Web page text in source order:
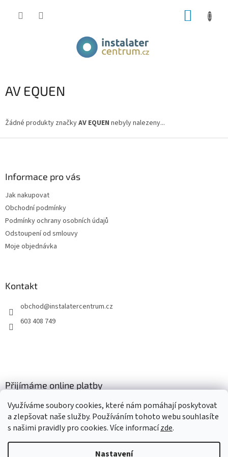
Využíváme soubory cookies, které nám pomáhají poskytovat
a zlepšovat naše služby. Používáním tohoto webu souhlasíte
s našimi pravidly pro cookies. Více informacízde.
Nastavení
AV EQUEN
Žádné produkty značkyAV EQUEN nebyly nalezeny...
Informace pro vás
Jak nakupovat
Obchodní podmínky
Podmínky ochrany osobních údajů
Odstoupení od smlouvy
Moje objednávka
Kontakt
obchod@instalatercentrum.cz
603 408 749
Přijímáme online platby